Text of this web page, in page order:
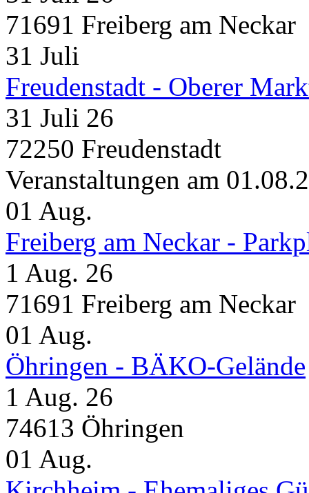
71691 Freiberg am Neckar
31 Juli
Freudenstadt - Oberer
31 Juli 26
72250 Freudenstadt
Veranstaltungen am
01 Aug.
Freiberg am Neckar -
1 Aug. 26
71691 Freiberg am Neckar
01 Aug.
Öhringen - BÄKO-Gelände
1 Aug. 26
74613 Öhringen
01 Aug.